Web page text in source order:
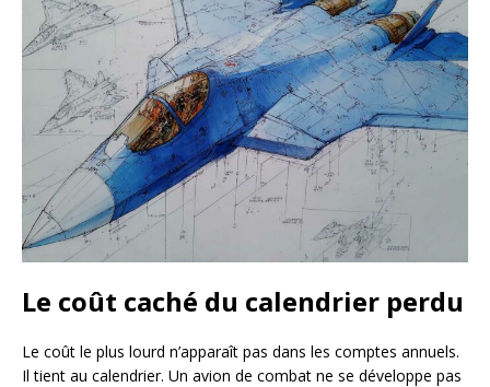
Le coût caché du calendrier perdu
Le coût le plus lourd n’apparaît pas dans les comptes annuels.
Il tient au calendrier. Un avion de combat ne se développe pas